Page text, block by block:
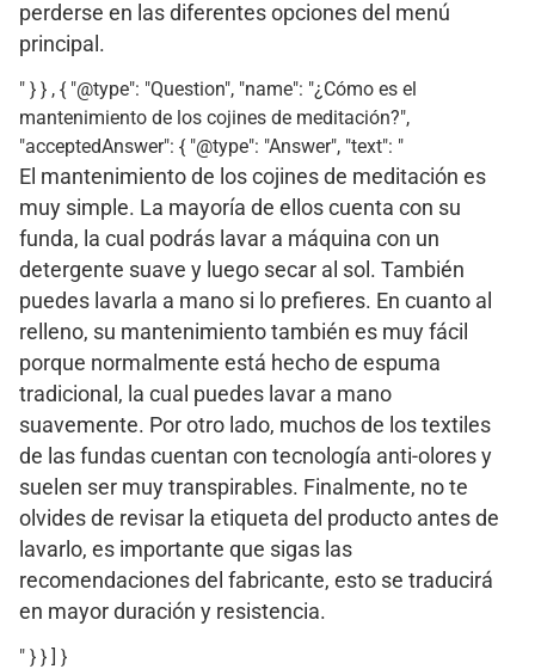
perderse en las diferentes opciones del menú
principal.
" } } , { "@type": "Question", "name": "¿Cómo es el
mantenimiento de los cojines de meditación?",
"acceptedAnswer": { "@type": "Answer", "text": "
El mantenimiento de los cojines de meditación es
muy simple. La mayoría de ellos cuenta con su
funda, la cual podrás lavar a máquina con un
detergente suave y luego secar al sol. También
puedes lavarla a mano si lo prefieres. En cuanto al
relleno, su mantenimiento también es muy fácil
porque normalmente está hecho de espuma
tradicional, la cual puedes lavar a mano
suavemente. Por otro lado, muchos de los textiles
de las fundas cuentan con tecnología anti-olores y
suelen ser muy transpirables. Finalmente, no te
olvides de revisar la etiqueta del producto antes de
lavarlo, es importante que sigas las
recomendaciones del fabricante, esto se traducirá
en mayor duración y resistencia.
" } } ] }